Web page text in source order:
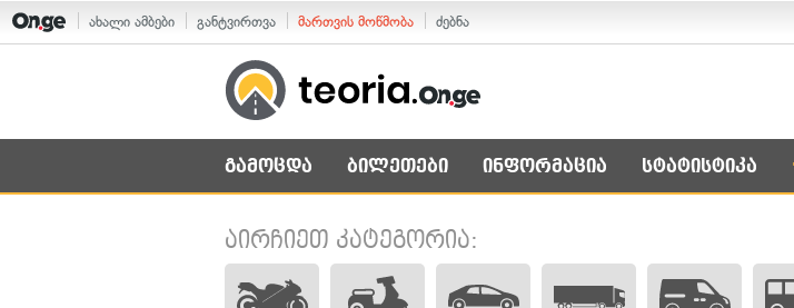
ახალი ამბები განტვირთვა მართვის მოწმობა ძებნა
გამოცდა ბილეთები ინფორმაცია სტატისტიკა
აირჩიეთ კატეგორია: